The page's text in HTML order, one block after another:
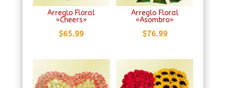
Arreglo Floral
«Cheers»
$65.99
Arreglo Floral
«Asombro»
$76.99